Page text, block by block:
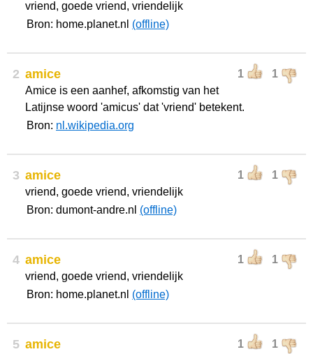
vriend, goede vriend, vriendelijk
Bron: home.planet.nl (offline)
2 1 1
amice
Amice is een aanhef, afkomstig van het
Latijnse woord 'amicus' dat 'vriend' betekent.
Bron: nl.wikipedia.org
3 1 1
amice
vriend, goede vriend, vriendelijk
Bron: dumont-andre.nl (offline)
4 1 1
amice
vriend, goede vriend, vriendelijk
Bron: home.planet.nl (offline)
5 1 1
amice